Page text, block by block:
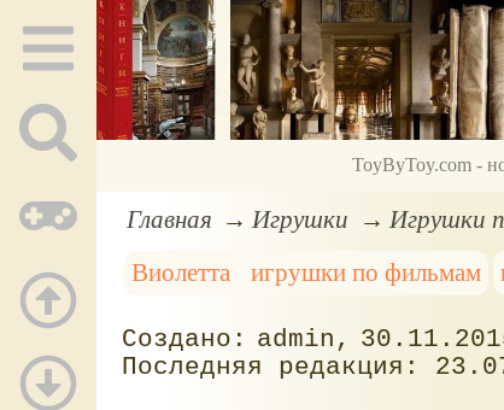
ToyByToy.com -
Главная Игрушки
Игрушки
Виолетта
игрушки по фильмам
admin